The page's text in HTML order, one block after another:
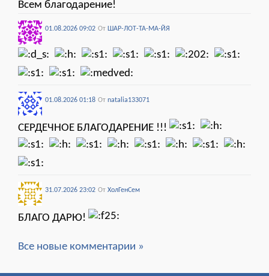
Всем благодарение!
01.08.2026 09:02 От ШАР-ЛОТ-ТА-МА-ЙЯ
01.08.2026 01:18 От natalia133071
СЕРДЕЧНОЕ БЛАГОДАРЕНИЕ !!!
31.07.2026 23:02 От ХолГенСем
БЛАГО ДАРЮ!
Все новые комментарии »